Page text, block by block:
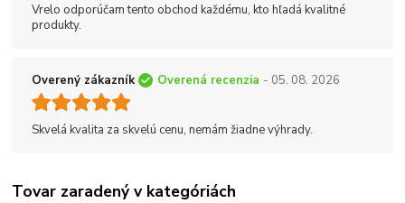
Vrelo odporúčam tento obchod každému, kto hľadá kvalitné
produkty.
Overený zákazník Overená recenzia - 05. 08. 2026
Skvelá kvalita za skvelú cenu, nemám žiadne výhrady.
Tovar zaradený v kategóriách